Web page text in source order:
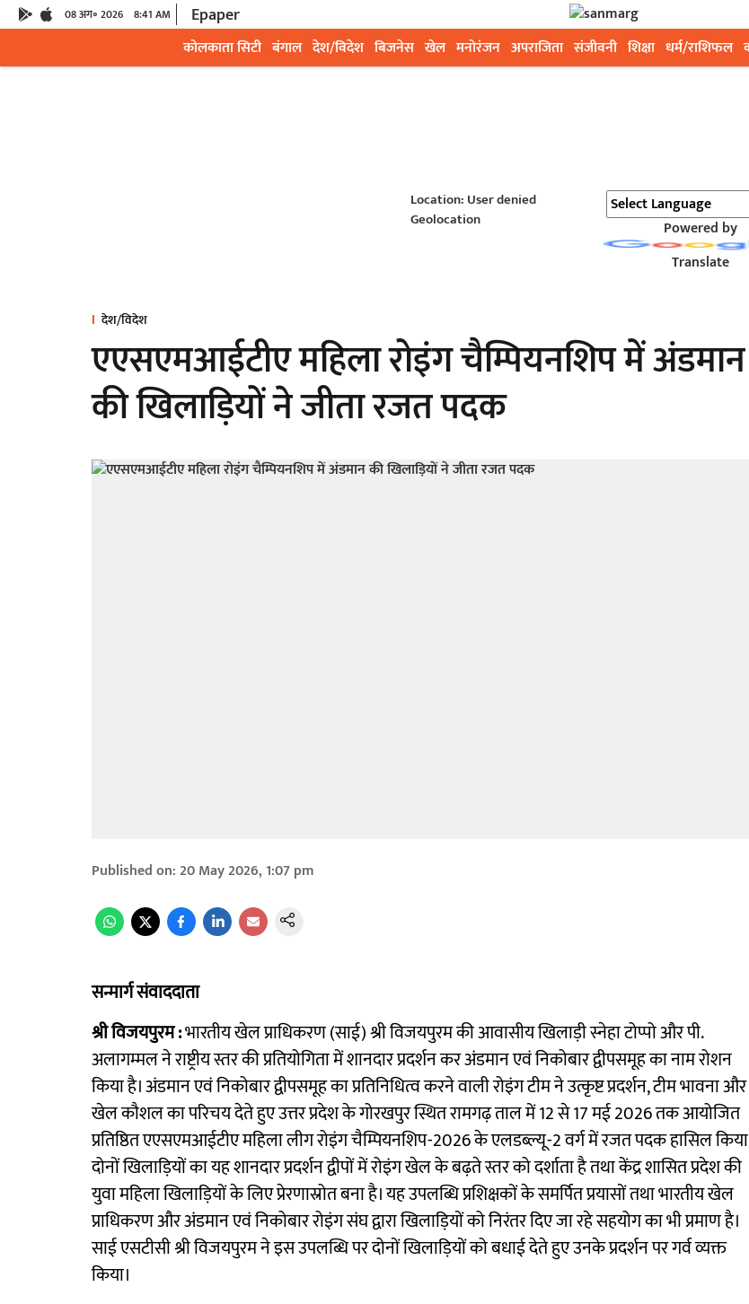
08 अग॰ 2026 8:41 AM Epaper
कोलकाता सिटी बंगाल देश/विदेश बिजनेस खेल मनोरंजन अपराजिता संजीवनी शिक्षा धर्म/राशिफल
Location: User denied
Geolocation
Powered by
Translate
देश/विदेश
एएसएमआईटीए महिला रोइंग चैम्पियनशिप में अंडमान
की खिलाड़ियों ने जीता रजत पदक
Published on:20 May 2026, 1:07 pm
सन्मार्ग संवाददाता
श्री विजयपुरम :भारतीय खेल प्राधिकरण (साई) श्री विजयपुरम की आवासीय खिलाड़ी स्नेहा टोप्पो और पी.
अलागम्मल ने राष्ट्रीय स्तर की प्रतियोगिता में शानदार प्रदर्शन कर अंडमान एवं निकोबार द्वीपसमूह का नाम रोशन
किया है। अंडमान एवं निकोबार द्वीपसमूह का प्रतिनिधित्व करने वाली रोइंग टीम ने उत्कृष्ट प्रदर्शन, टीम भावना और
खेल कौशल का परिचय देते हुए उत्तर प्रदेश के गोरखपुर स्थित रामगढ़ ताल में 12 से 17 मई 2026 तक आयोजित
प्रतिष्ठित एएसएमआईटीए महिला लीग रोइंग चैम्पियनशिप-2026 के एलडब्ल्यू-2 वर्ग में रजत पदक हासिल
दोनों खिलाड़ियों का यह शानदार प्रदर्शन द्वीपों में रोइंग खेल के बढ़ते स्तर को दर्शाता है तथा केंद्र शासित प्रदेश की
युवा महिला खिलाड़ियों के लिए प्रेरणास्रोत बना है। यह उपलब्धि प्रशिक्षकों के समर्पित प्रयासों तथा भारतीय खेल
प्राधिकरण और अंडमान एवं निकोबार रोइंग संघ द्वारा खिलाड़ियों को निरंतर दिए जा रहे सहयोग का भी प्रमाण है।
साई एसटीसी श्री विजयपुरम ने इस उपलब्धि पर दोनों खिलाड़ियों को बधाई देते हुए उनके प्रदर्शन पर गर्व व्यक्त
किया।